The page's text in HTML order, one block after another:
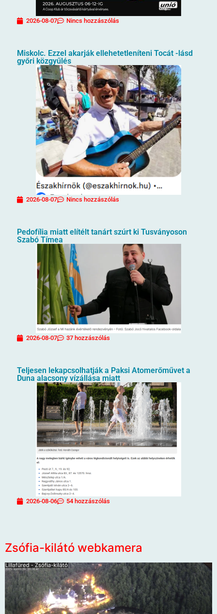
2026-08-07 Nincs hozzászólás
Miskolc. Ezzel akarják ellehetetleníteni Tocát -lásd
győri közgyűlés
2026-08-07 Nincs hozzászólás
Pedofília miatt elítélt tanárt szúrt ki Tusványoson
Szabó Tímea
2026-08-07 37 hozzászólás
Teljesen lekapcsolhatják a Paksi Atomerőművet a
Duna alacsony vízállása miatt
2026-08-06 54 hozzászólás
Zsófia-kilátó webkamera